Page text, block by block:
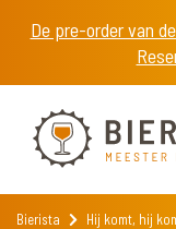
De pre-order van
Bierista Hij komt, hij